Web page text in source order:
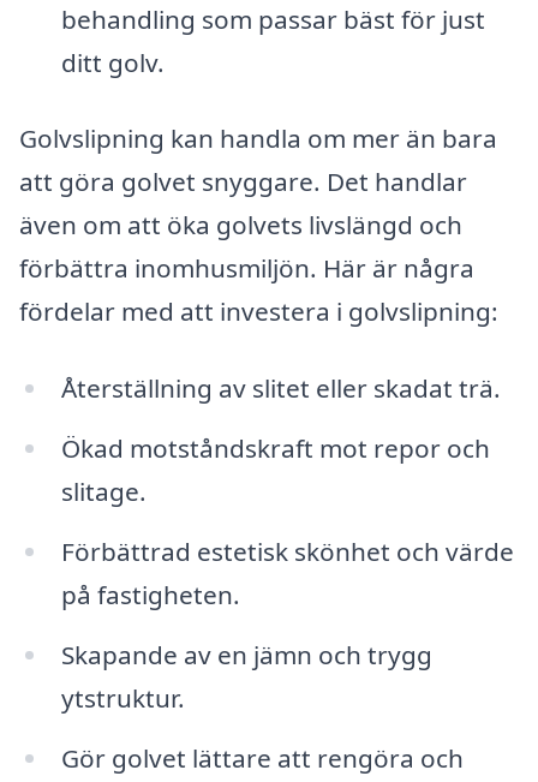
behandling som passar bäst för just
ditt golv.
Golvslipning kan handla om mer än bara
att göra golvet snyggare. Det handlar
även om att öka golvets livslängd och
förbättra inomhusmiljön. Här är några
fördelar med att investera i golvslipning:
Återställning av slitet eller skadat trä.
Ökad motståndskraft mot repor och
slitage.
Förbättrad estetisk skönhet och värde
på fastigheten.
Skapande av en jämn och trygg
ytstruktur.
Gör golvet lättare att rengöra och